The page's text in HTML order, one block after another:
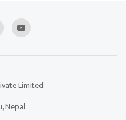
Limited
Nepal